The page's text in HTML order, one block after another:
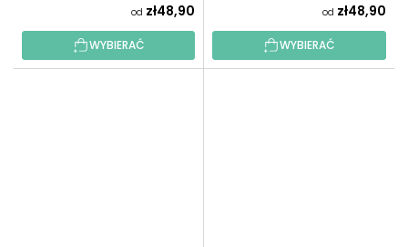
od zł48,90
WYBIERAĆ
od zł48,90
WYBIERAĆ